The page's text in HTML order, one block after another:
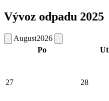
Vývoz odpadu 2025
August2026
Po
Ut
27 28